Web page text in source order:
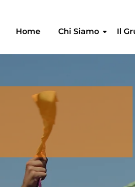
Home Chi Siamo Il